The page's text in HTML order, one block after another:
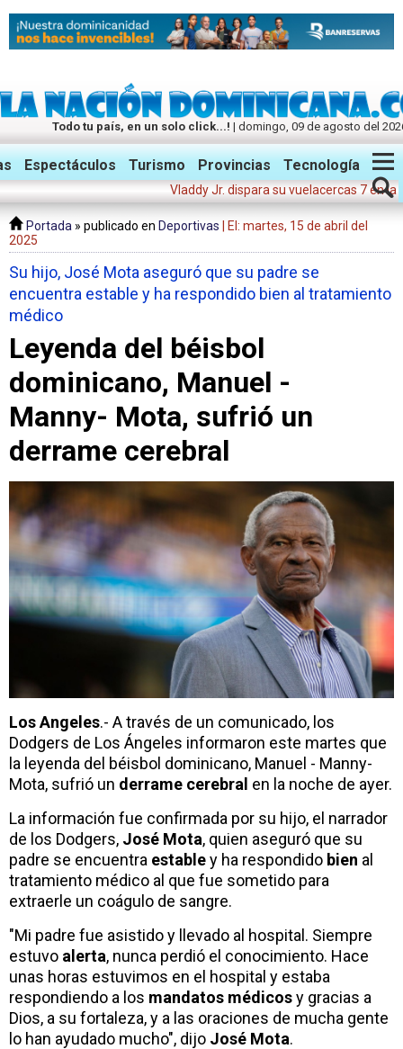
Todo tu país, en un solo click...! | domingo, 09 de agosto del
Twitter Facebook Instagram
Espectáculos Turismo Provincias Tecnología
Vladdy Jr. dispara su vuelacercas 7 en la
Portada » publicado en Deportivas
| El: martes, 15 de abril del
2025
Su hijo, José Mota aseguró que su padre se
encuentra estable y ha respondido bien al tratamiento
médico
Leyenda del béisbol
dominicano, Manuel -
Manny- Mota, sufrió un
derrame cerebral
Los Angeles.- A través de un comunicado, los
Dodgers de Los Ángeles informaron este martes que
la leyenda del béisbol dominicano, Manuel - Manny-
Mota, sufrió un derrame cerebral en la noche de ayer.
La información fue confirmada por su hijo, el narrador
de los Dodgers, José Mota, quien aseguró que su
padre se encuentra establey ha respondido bien al
tratamiento médico al que fue sometido para
extraerle un coágulo de sangre.
"Mi padre fue asistido y llevado al hospital. Siempre
estuvo alerta, nunca perdió el conocimiento. Hace
unas horas estuvimos en el hospital y estaba
respondiendo a los mandatos médicosy gracias a
Dios, a su fortaleza, y a las oraciones de mucha gente
lo han ayudado mucho", dijo José Mota.